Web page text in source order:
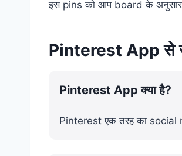
इस pins को आप board के
Pinterest Appसे
Pinterest App क्या है?
Pinterest एक तरह का social